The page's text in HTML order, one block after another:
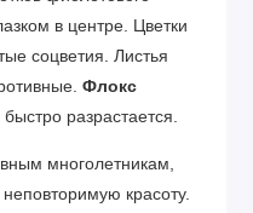
в центре. Цветки
соцветия. Листья
Флокс
быстро разрастается.
многолетникам,
красоту.